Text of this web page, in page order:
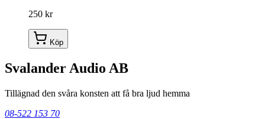
250 kr
Köp
Svalander Audio AB
Tillägnad den svåra konsten att få bra ljud hemma
08-522 153 70